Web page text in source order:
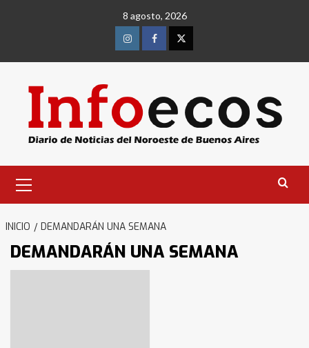
8 agosto, 2026
InstagramFacebookTwitter
primario
INICIO DEMANDARÁN UNA SEMANA
DEMANDARÁN UNA SEMANA